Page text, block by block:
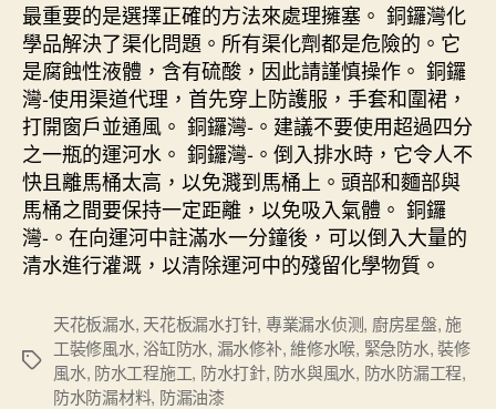
最重要的是選擇正確的方法來處理擁塞。 銅鑼灣化
學品解決了渠化問題。所有渠化劑都是危險的。它
是腐蝕性液體，含有硫酸，因此請謹慎操作。 銅鑼
灣-使用渠道代理，首先穿上防護服，手套和圍裙，
打開窗戶並通風。 銅鑼灣-。建議不要使用超過四分
之一瓶的運河水。 銅鑼灣-。倒入排水時，它令人不
快且離馬桶太高，以免濺到馬桶上。頭部和麵部與
馬桶之間要保持一定距離，以免吸入氣體。 銅鑼
灣-。在向運河中註滿水一分鐘後，可以倒入大量的
清水進行灌溉，以清除運河中的殘留化學物質。
Tags
天花板漏水, 天花板漏水打针, 專業漏水侦测, 廚房星盤,施
工裝修風水, 浴缸防水, 漏水修补,維修水喉, 緊急防水,裝修
風水, 防水工程施工, 防水打針, 防水與風水, 防水防漏工程,
防水防漏材料, 防漏油漆